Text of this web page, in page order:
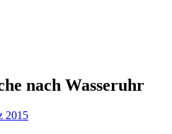
nach Wasseruhr
2015